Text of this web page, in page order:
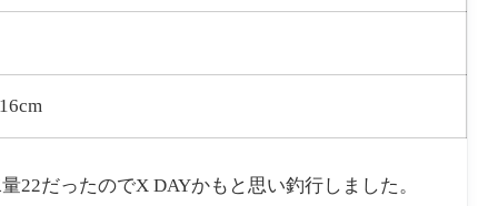
22だったのでX DAYかもと思い釣行しました。